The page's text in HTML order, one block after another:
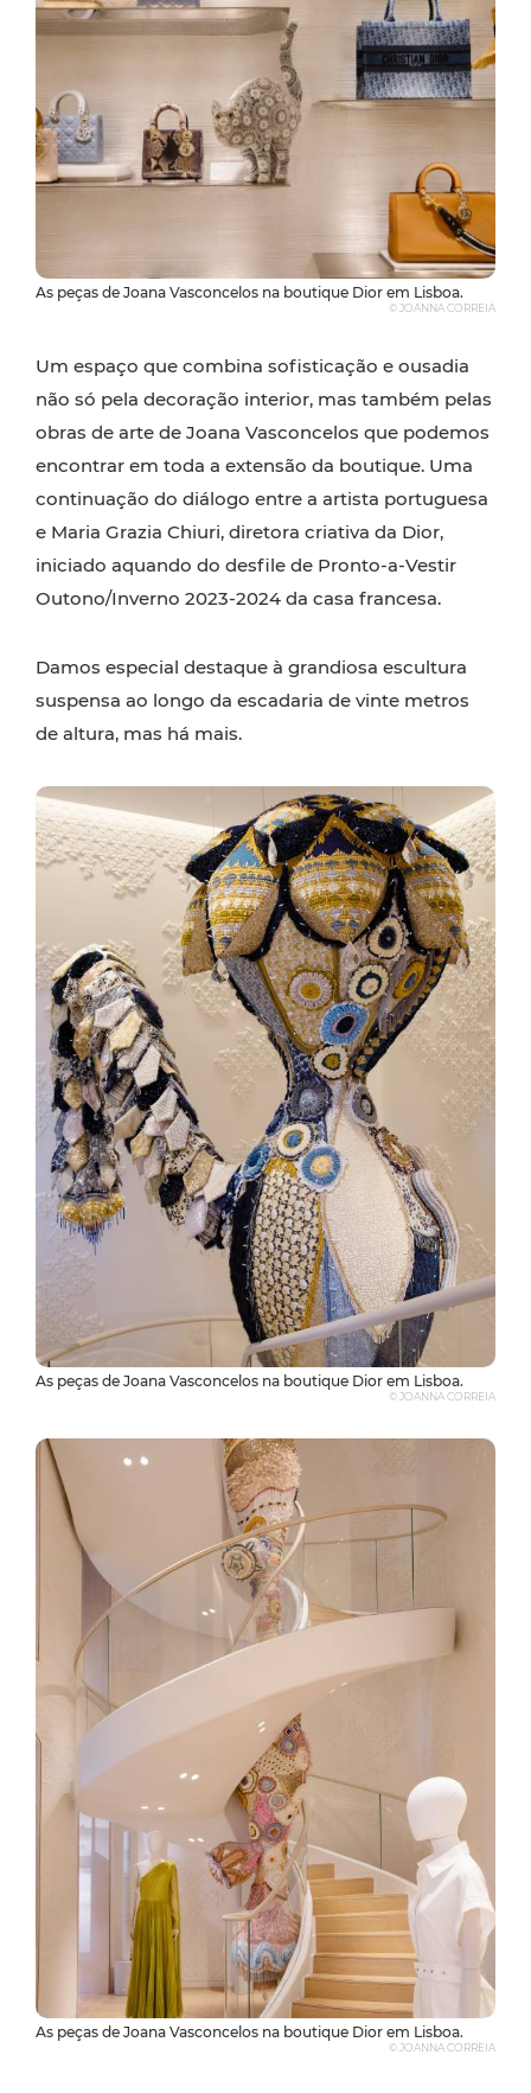
As peças de Joana Vasconcelos na boutique Dior em Lisboa.
© JOANNA CORREIA
Um espaço que combina sofisticação e ousadia
não só pela decoração interior, mas também pelas
obras de arte de Joana Vasconcelos que podemos
encontrar em toda a extensão da boutique. Uma
continuação do diálogo entre a artista portuguesa
e Maria Grazia Chiuri, diretora criativa da Dior,
iniciado aquando do desfile de Pronto-a-Vestir
Outono/Inverno 2023-2024 da casa francesa.
Damos especial destaque à grandiosa escultura
suspensa ao longo da escadaria de vinte metros
de altura, mas há mais.
As peças de Joana Vasconcelos na boutique Dior em Lisboa.
© JOANNA CORREIA
As peças de Joana Vasconcelos na boutique Dior em Lisboa.
© JOANNA CORREIA